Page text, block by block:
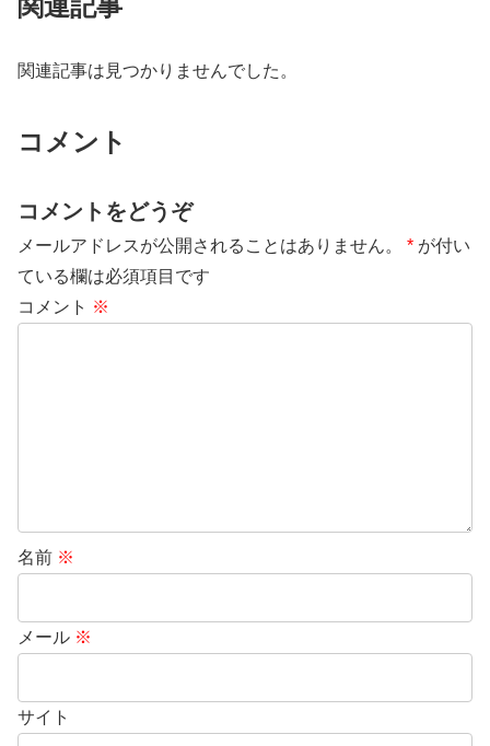
関連記事は見つかりませんでした。
コメント
コメントをどうぞ
メールアドレスが公開されることはありません。 * が付い
ている欄は必須項目です
コメント ※
名前 ※
メール ※
サイト